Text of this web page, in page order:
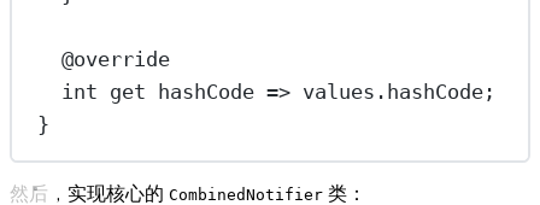
@override
int get hashCode => values.hashCode;
}
然后，实现核心的 CombinedNotifier 类：